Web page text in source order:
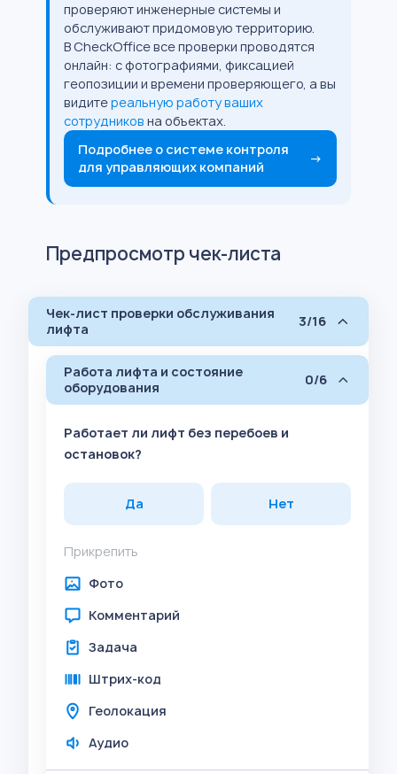
проверяют инженерные системы и
обслуживают придомовую территорию.
В CheckOffice все проверки проводятся
онлайн: с фотографиями, фиксацией
геопозиции и времени проверяющего, а вы
видитереальную работу ваших
сотрудников на объектах.
Подробнее о системе контроля
для управляющих компаний
→
Предпросмотр чек-листа
Чек-лист проверки обслуживания
лифта
3/16
Работа лифта и состояние
оборудования
0/6
Работает ли лифт без перебоев и
остановок?
Да Нет
Прикрепить
Фото
Комментарий
Задача
Штрих-код
Геолокация
Аудио